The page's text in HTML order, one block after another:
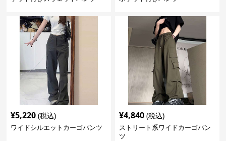
¥5,220 (税込)
ワイドシルエットカーゴパンツ
¥4,840 (税込)
ストリート系ワイドカーゴパン
ツ